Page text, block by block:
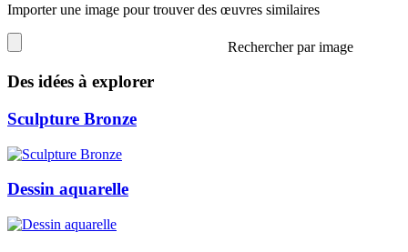
Importer une image pour trouver des œuvres similaires
Rechercher par image
Des idées à explorer
Sculpture Bronze
Dessin aquarelle